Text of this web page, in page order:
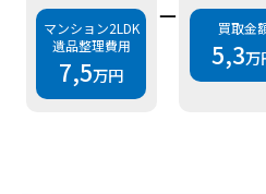
マンション2LDK
遺品整理費用
7,5万円
ー 買取金
5,3万